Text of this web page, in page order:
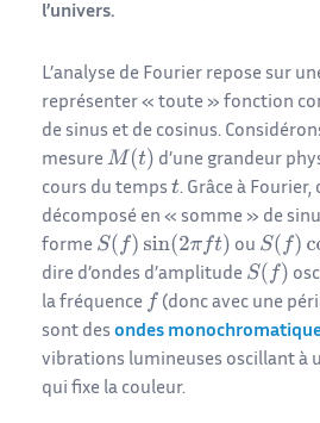
l’univers.
L’analyse de Fourier repose sur
représenter « toute » fonction
de sinus et de cosinus.
mesure
d’une grandeur
cours du temps
. Grâce à
décomposé en « somme » de
forme
ou
dire d’ondes d’amplitude
la fréquence
(donc avec une
sont des ondes
vibrations lumineuses oscillant à
qui fixe la couleur.